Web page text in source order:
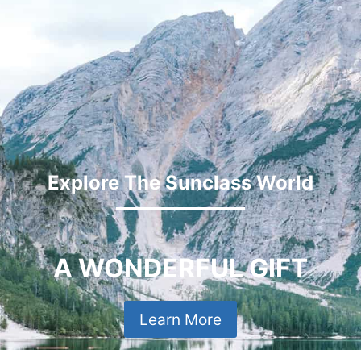
Explore The Sunclass World
A WONDERFUL GIFT
Learn More